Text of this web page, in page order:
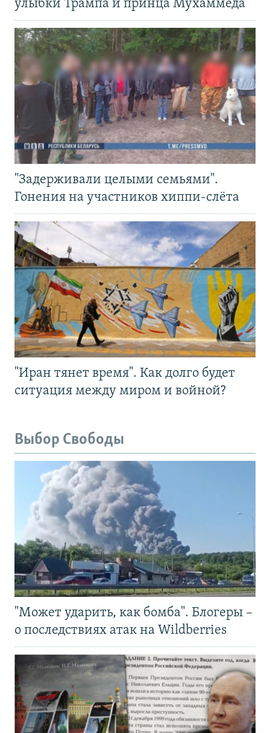
улыбки Трампа и принца Мухаммеда
"Задерживали целыми семьями".
Гонения на участников хиппи-слёта
"Иран тянет время". Как долго будет
ситуация между миром и войной?
Выбор Свободы
"Может ударить, как бомба". Блогеры –
о последствиях атак на Wildberries